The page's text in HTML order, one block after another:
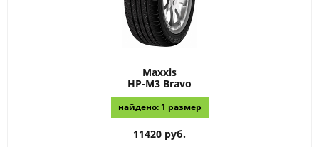
Maxxis
HP-M3 Bravo
найдено: 1 размер
11420 руб.